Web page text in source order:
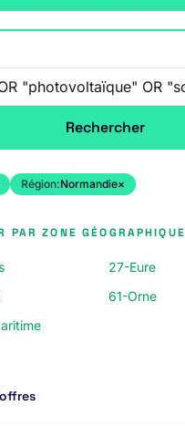
Rechercher
Région:Normandie×
PAR ZONE GÉOGRAPHIQUE
27-Eure
61-Orne